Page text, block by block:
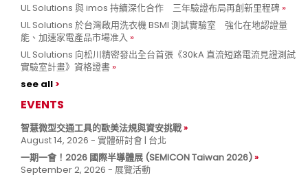
UL Solutions 與 imos 持續深化合作 三年驗證布局再創新里程碑
UL Solutions 於台灣啟用洗衣機 BSMI 測試實驗室 強化在地認證量
能、加速家電產品市場准入
UL Solutions 向松川精密發出全台首張《30kA 直流短路電流見證測試
實驗室計畫》資格證書
see all
EVENTS
智慧微型交通工具的歐美法規與資安挑戰
August 14, 2026 - 實體研討會 | 台北
一期一會！2026 國際半導體展 (SEMICON Taiwan 2026)
September 2, 2026 - 展覽活動